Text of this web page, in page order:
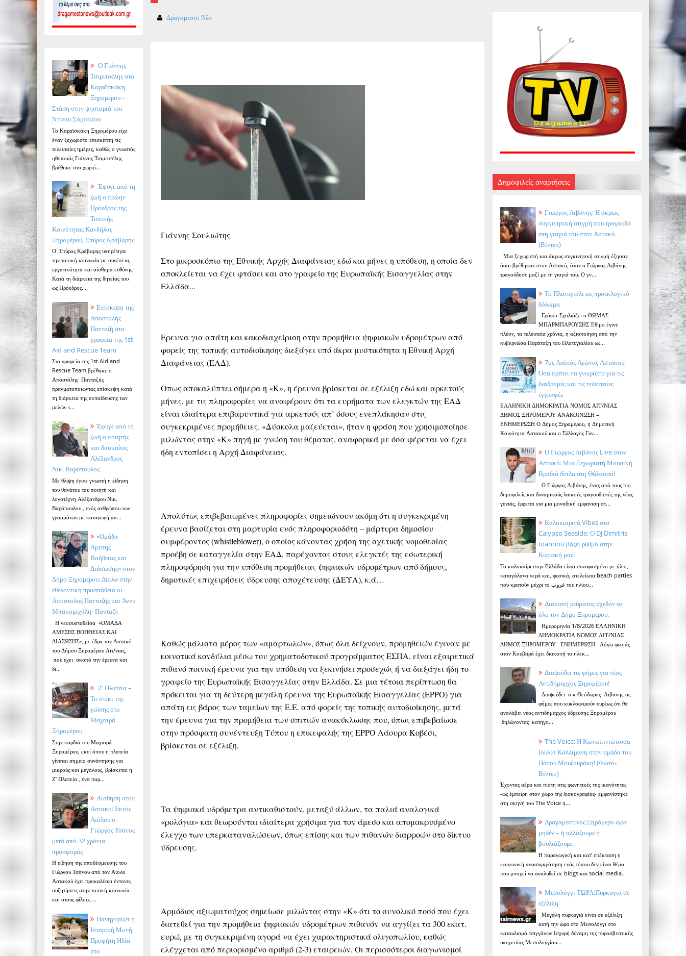
Ο Γιάννης
Τσιμιτσέλης στο
Καραϊσκάκη
Ξηρομέρου –
Στάση στην ψησταριά του
Ντίνου Σόμπολου
Το Καραϊσκάκη Ξηρομέρου είχε
έναν ξεχωριστό επισκέπτη τις
τελευταίες ημέρες, καθώς ο γνωστός
ηθοποιός Γιάννης Τσιμιτσέλης
βρέθηκε στο χωριό...
Έφυγε από τη
ζωή ο πρώην
Πρόεδρος της
Τοπικής
Κοινότητας Κανδήλας
Ξηρομέρου, Σπύρος Κράβαρης
Ο Σπύρος Κράβαρης υπηρέτησε
την τοπική κοινωνία με συνέπεια,
εργατικότητα και αίσθημα ευθύνης.
Κατά τη διάρκεια της θητείας του
ως Πρόεδρος...
Επίσκεψη της
Αποστολής
Πανταζή στα
γραφεία της 1st
Aid and Rescue Team
Στα γραφεία της 1st Aid and
Rescue Team βρέθηκε ο
Αποστόλης Πανταζής
πραγματοποιώντας επίσκεψη κατά
τη διάρκεια της εκπαίδευσης των
μελών τ...
Έφυγε από τη
ζωή ο ποιητής
και δάσκαλος
Αλέξανδρος
Νικ. Βαρόπουλος
Με θλίψη έγινε γνωστή η είδηση
του θανάτου του ποιητή και
λογοτέχνη Αλέξανδρου Νικ.
Βαρόπουλου , ενός ανθρώπου των
γραμμάτων με καταγωγή απ...
«Ομάδα
Άμεσης
Βοήθειας και
Διάσωσης» στον
Δήμο Ξηρομέρου: Δίπλα στην
εθελοντική προσπάθεια οι
Απόστολος Πανταζής και Άννυ
Μπακομιχάλη–Πανταζή
Η νεοσυσταθείσα «ΟΜΑΔΑ
ΑΜΕΣΗΣ ΒΟΗΘΕΙΑΣ ΚΑΙ
ΔΙΑΣΩΣΗΣ», με έδρα τον Αστακό
του Δήμου Ξηρομέρου Αιτ/νιας,
που έχει σκοπό την έρευνα και
δι...
Ζ’ Πλατεία –
Το στέκι της
γεύσης στο
Μαχαιρά
Ξηρομέρου
Στην καρδιά του Μαχαιρά
Ξηρομέρου, εκεί όπου η πλατεία
γίνεται σημείο συνάντησης για
μικρούς και μεγάλους, βρίσκεται η
Ζ’ Πλατεία , ένα παρ...
Αίσθηση στον
Αστακό: Εκτός
Αιόλου ο
Γιώργος Τσάνος
μετά από 32 χρόνια
προσφοράς
Η είδηση της αποδέσμευσης του
Γιώργου Τσάνου από τον Αίολο
Αστακού έχει προκαλέσει έντονες
συζητήσεις στην τοπική κοινωνία
και στους φίλους ...
Πανηγυρίζει η
Ιστορική Μονή
Προφήτη Ηλία
στο
Δραγαμέστο Νέα
Γιάννης Σουλιώτης
Στο μικροσκόπιο της Εθνικής Αρχής Διαφάνειας εδώ και μήνες η υπόθεση, η οποία δεν
αποκλείεται να έχει φτάσει και στο γραφείο της Ευρωπαϊκής Εισαγγελίας στην
Ελλάδα...
Ερευνα για απάτη και κακοδιαχείριση στην προμήθεια ψηφιακών υδρομέτρων από
φορείς της τοπικής αυτοδιοίκησης διεξάγει υπό άκρα μυστικότητα η Εθνική Αρχή
Διαφάνειας (ΕΑΔ).
Οπως αποκαλύπτει σήμερα η «Κ», η έρευνα βρίσκεται σε εξέλιξη εδώ και αρκετούς
μήνες, με τις πληροφορίες να αναφέρουν ότι τα ευρήματα των ελεγκτών της ΕΑΔ
είναι ιδιαίτερα επιβαρυντικά για αρκετούς απ’ όσους ενεπλάκησαν στις
συγκεκριμένες προμήθειες. «Δύσκολα μαζεύεται», ήταν η φράση που χρησιμοποίησε
μιλώντας στην «Κ» πηγή με γνώση του θέματος, αναφορικά με όσα φέρεται να έχει
ήδη εντοπίσει η Αρχή Διαφάνειας.
Απολύτως επιβεβαιωμένες πληροφορίες σημειώνουν ακόμη ότι η συγκεκριμένη
έρευνα βασίζεται στη μαρτυρία ενός πληροφοριοδότη – μάρτυρα δημοσίου
συμφέροντος (whistleblower), ο οποίος κάνοντας χρήση της σχετικής νομοθεσίας
προέβη σε καταγγελία στην ΕΑΔ, παρέχοντας στους ελεγκτές της εσωτερική
πληροφόρηση για την υπόθεση προμήθειας ψηφιακών υδρομέτρων από δήμους,
δημοτικές επιχειρήσεις ύδρευσης αποχέτευσης (ΔΕΥΑ), κ.ά…
Καθώς μάλιστα μέρος των «αμαρτωλών», όπως όλα δείχνουν, προμηθειών έγιναν με
κοινοτικά κονδύλια μέσω του χρηματοδοτικού προγράμματος ΕΣΠΑ, είναι εξαιρετικά
πιθανό ποινική έρευνα για την υπόθεση να ξεκινήσει προσεχώς ή να διεξάγει ήδη το
γραφείο της Ευρωπαϊκής Εισαγγελίας στην Ελλάδα. Σε μια τέτοια περίπτωση θα
πρόκειται για τη δεύτερη μεγάλη έρευνα της Ευρωπαϊκής Εισαγγελίας (EPPO) για
απάτη εις βάρος των ταμείων της Ε.Ε. από φορείς της τοπικής αυτοδιοίκησης, μετά
την έρευνα για την προμήθεια των σπιτιών ανακύκλωσης που, όπως επιβεβαίωσε
στην πρόσφατη συνέντευξη Τύπου η επικεφαλής της EPPO Λάουρα Κοβέσι,
βρίσκεται σε εξέλιξη.
Τα ψηφιακά υδρόμετρα αντικαθιστούν, μεταξύ άλλων, τα παλιά αναλογικά
«ρολόγια» και θεωρούνται ιδιαίτερα χρήσιμα για τον άμεσο και απομακρυσμένο
έλεγχο των υπερκαταναλώσεων, όπως επίσης και των πιθανών διαρροών στο δίκτυο
ύδρευσης.
Αρμόδιος αξιωματούχος σημείωσε μιλώντας στην «Κ» ότι το συνολικό ποσό που έχει
διατεθεί για την προμήθεια ψηφιακών υδρομέτρων πιθανόν να αγγίζει τα 300 εκατ.
ευρώ, με τη συγκεκριμένη αγορά να έχει χαρακτηριστικά ολιγοπωλίου, καθώς
ελέγχεται από περιορισμένο αριθμό (2-3) εταιρειών. Οι περισσότεροι διαγωνισμοί
Δημοφιλείς αναρτήσεις
Γιώργος Λιβάνης: Η άκρως
συγκινητική στιγμή που τραγουδά
στη γιαγιά του στον Αστακό
(Βίντεο)
Μια ξεχωριστή και άκρως συγκινητική στιγμή έζησαν
όσοι βρέθηκαν στον Αστακό, όταν ο Γιώργος Λιβάνης
τραγούδησε μαζί με τη γιαγιά του. Ο γν...
Το Πλατυγιάλι ως προεκλογικό
δόλωμα
Γράφει-Σχολιάζει ο ΘΩΜΑΣ
ΜΠΑΡΜΠΑΡΟΥΣΗΣ Έθιμο έγινε
πλέον, τα τελευταία χρόνια, η αξιοποίηση από την
κυβερνώσα Παράταξη του Πλατυγιαλίου ως...
7ος Λαϊκός Αγώνας Αστακού:
Όσα πρέπει να γνωρίζετε για τις
διαδρομές και τις τελευταίες
εγγραφές
ΕΛΛΗΝΙΚΗ ΔΗΜΟΚΡΑΤΙΑ ΝΟΜΟΣ ΑΙΤ/ΝΙΑΣ
ΔΗΜΟΣ ΞΗΡΟΜΕΡΟΥ ΑΝΑΚΟΙΝΩΣΗ –
ΕΝΗΜΕΡΩΣΗ Ο Δήμος Ξηρομέρου, η Δημοτική
Κοινότητα Αστακού και ο Σύλλογος Γυν...
Ο Γιώργος Λιβάνης Live στον
Αστακό: Μια Ξεχωριστή Μουσική
Βραδιά δίπλα στη Θάλασσα!
Ο Γιώργος Λιβάνης, ένας από τους πιο
δημοφιλείς και δυναμικούς λαϊκούς τραγουδιστές της νέας
γενιάς, έρχεται για μια μοναδική εμφανιση στ...
Καλοκαιρινά Vibes στο
Calypso Seaside: Ο DJ Dimitris
Ioannou βάζει ρυθμό στην
Κυριακή μας!
Το καλοκαίρι στην Ελλάδα είναι συνυφασμένο με ήλιο,
καταγάλανα νερά και, φυσικά, ατελείωτα beach parties
που κρατούν μέχρι το غروب του ηλίου...
Διακοπή ρεύματος σχεδόν σε
όλο τον Δήμο Ξηρομέρου.
Ημερομηνία 1/8/2026 ΕΛΛΗΝΙΚΗ
ΔΗΜΟΚΡΑΤΙΑ ΝΟΜΟΣ ΑΙΤ/ΝΙΑΣ
ΔΗΜΟΣ ΞΗΡΟΜΕΡΟΥ ΕΝΗΜΕΡΩΣΗ Λόγω φωτιάς
στον Κουβαρά έχει διακοπή το ηλεκ...
Διαψεύδει τις φήμες για νέος
Αντιδήμαρχος Ξηρομέρου!
Διαψεύδει ο κ Θεόδωρος Λιβανης τις
φήμες που κυκλοφορούν ευρέως ότι θα
αναλάβει νέος αντιδήμαρχος ύδρευσης Ξηρομέρου
δηλώνοντας κατηγο...
The Voice: Η Κωνωπινιώτισσα
Ιουλία Καλλιμάνη στην ομάδα του
Πάνου Μουζουράκη! (Φωτό-
Βίντεο)
Έχοντας αέρα και πίστη στις φωνητικές της ικανότητες
-ως έμπειρη στον χώρο της δισκογραφίας- εμφανίστηκε
στη σκηνή του The Voice η...
Δραγαμεστινός:Ξηρόμερο ώρα
μηδέν – ή αλλάζουμε ή
βουλιάζουμε
Η παραγωγική και κατ’ επέκταση η
κοινωνική ανασυγκρότηση ενός τόπου δεν είναι θέμα
που μπορεί να αναλυθεί σε blogs και social media.
Μεσολόγγι ΤΩΡΑ:Πυρκαγιά σε
εξέλιξη
Μεγάλη πυρκαγιά είναι σε εξέλιξη
αυτή την ώρα στο Μεσολόγγι στο
καταυλισμό τσιγγάνων.Ισχυρή δύναμη της πυροσβεστικής
υπηρεσίας Μεσολογγίου...